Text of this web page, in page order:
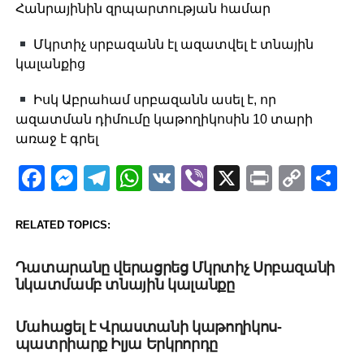
Հանրայինին զրպարտության համար
Մկրտիչ սրբազանն էլ ազատվել է տնային
կալանքից
Իսկ Աբրահամ սրբազանն ասել է, որ
ազատման դիմումը կաթողիկոսին 10 տարի
առաջ է գրել
Facebook
Messenger
Telegram
WhatsApp
VKViber
X PrintCopy
RELATED TOPICS:
Դատարանը վերացրեց Մկրտիչ Սրբազանի
նկատմամբ տնային կալանքը
Մահացել է Վրաստանի կաթողիկոս-
պատրիարք Իլյա Երկրորդը